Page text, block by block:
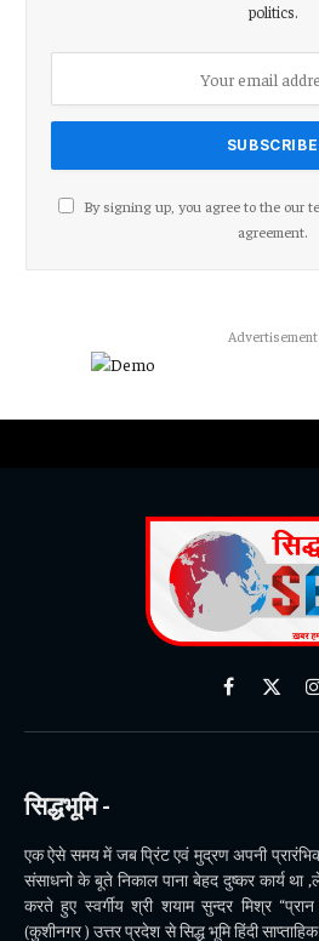
politics.
By signing up, you agree to the our
agreement.
Advertisement
Facebook
X
सिद्धभूमि -
एक ऐसे समय में जब प्रिंट एवं मुद्रण अपनी
संसाधनो के बूते निकाल पाना बेहद दुष्कर कार्य
करते हुए स्वर्गीय श्री शयाम सुन्दर मिश्र
(कुशीनगर ) उत्तर प्रदेश से सिद्ध भूमि हिंदी